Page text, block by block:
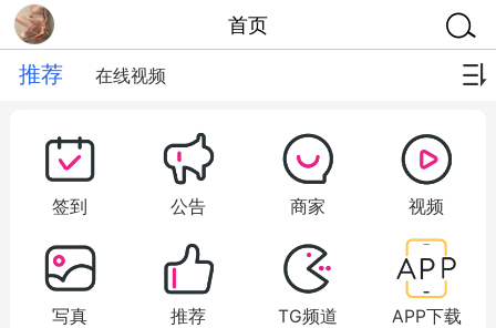
首页
推荐 在线视频
签到 公告 商家 视频
写真 推荐 TG频道 APP下载